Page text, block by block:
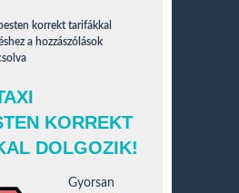
korrekt tarifákkal
a hozzászólások
KORREKT
DOLGOZIK!
Gyorsan